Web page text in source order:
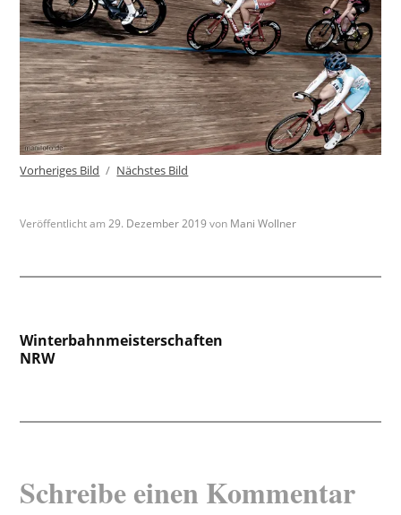
Vorheriges Bild Nächstes Bild
Veröffentlicht am29. Dezember 2019 von Mani Wollner
Beitragsnavigation
Winterbahnmeisterschaften
NRW
Schreibe einen Kommentar